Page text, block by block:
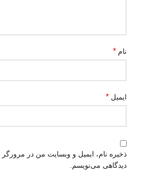
نام *
ایمیل *
ذخیره نام، ایمیل و وبسایت من در مرورگر
دیدگاهی می‌نویسم.